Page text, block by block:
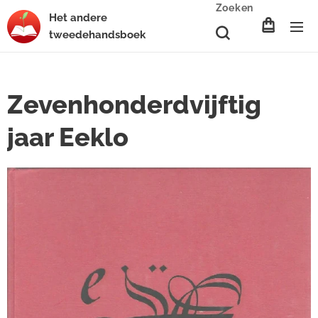
Het andere
tweedehandsboek
Zoeken
Zevenhonderdvijftig
jaar Eeklo